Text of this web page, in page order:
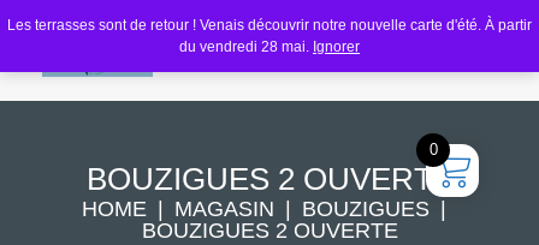
Les terrasses sont de retour ! Venais découvrir notre nouvelle carte d'été. À partir
du vendredi 28 mai. Ignorer
BOUZIGUES 2 OUVERTE
HOME MAGASIN
BOUZIGUES
BOUZIGUES 2 OUVERTE
0